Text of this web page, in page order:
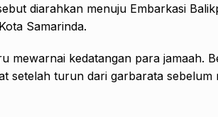
diarahkan menuju Embarkasi
Samarinda.
mewarnai kedatangan para jamaah.
setelah turun dari garbarata sebelum